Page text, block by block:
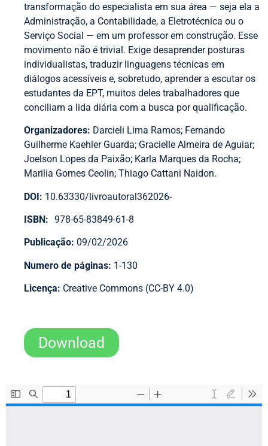
transformação do especialista em sua área — seja ela a
Administração, a Contabilidade, a Eletrotécnica ou o
Serviço Social — em um professor em construção. Esse
movimento não é trivial. Exige desaprender posturas
individualistas, traduzir linguagens técnicas em
diálogos acessíveis e, sobretudo, aprender a escutar os
estudantes da EPT, muitos deles trabalhadores que
conciliam a lida diária com a busca por qualificação.
Organizadores: Darcieli Lima Ramos; Fernando
Guilherme Kaehler Guarda; Gracielle Almeira de Aguiar;
Joelson Lopes da Paixão; Karla Marques da Rocha;
Marilia Gomes Ceolin; Thiago Cattani Naidon.
DOI: 10.63330/livroautoral362026-
ISBN: 978-65-83849-61-8
Publicação: 09/02/2026
Numero de páginas: 1-130
Licença: Creative Commons (CC-BY 4.0)
Download